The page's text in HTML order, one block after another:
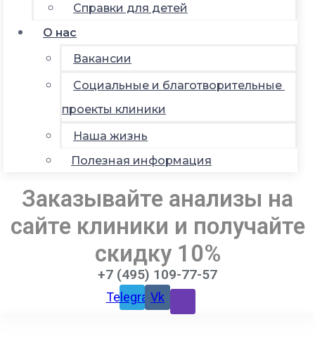
Справки для детей
О нас
Вакансии
Социальные и благотворительные
проекты клиники
Наша жизнь
Полезная информация
Заказывайте анализы на
сайте клиники и получайте
скидку 10%
+7 (495) 109-77-57
TelegramVk